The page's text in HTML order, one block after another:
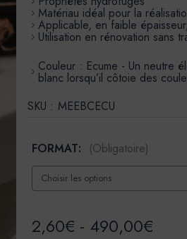
Matériau idéal pour la
Applicable, en faible
Utilisation en rénovation sans
Couleur : Ecume - Un neutre
blanc lorsqu’il côtoie des
SKU : MEEBCECU
FORMAT: (Obligatoire)
2,60€ - 490,00€